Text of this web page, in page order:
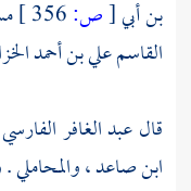
بن أبي[ص:
القاسم علي بن أحمد
قالعبد الغافر الفارسي
ابن صاعد،والمحاملي.